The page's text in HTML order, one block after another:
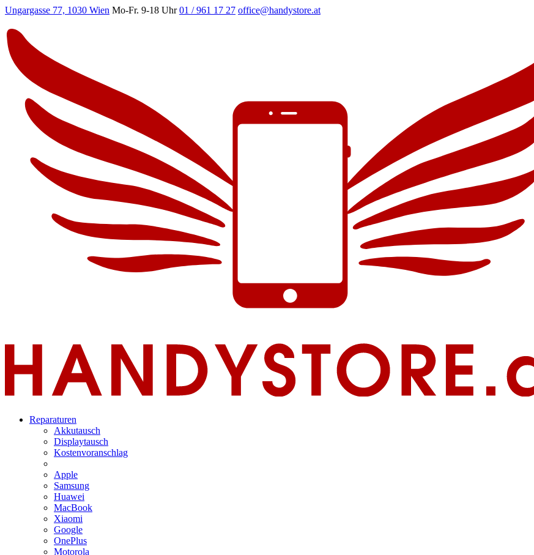
Ungargasse 77, 1030 Wien Mo-Fr. 9-18 Uhr 01 / 961 17 27 office@handystore.at
Reparaturen
Akkutausch
Displaytausch
Kostenvoranschlag
Apple
Samsung
Huawei
MacBook
Xiaomi
Google
OnePlus
Motorola